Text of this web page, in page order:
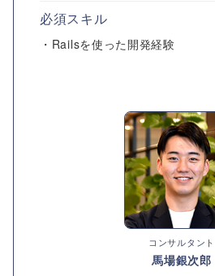
必須スキル
・Railsを使った開発経験
コンサルタント
馬場銀次郎